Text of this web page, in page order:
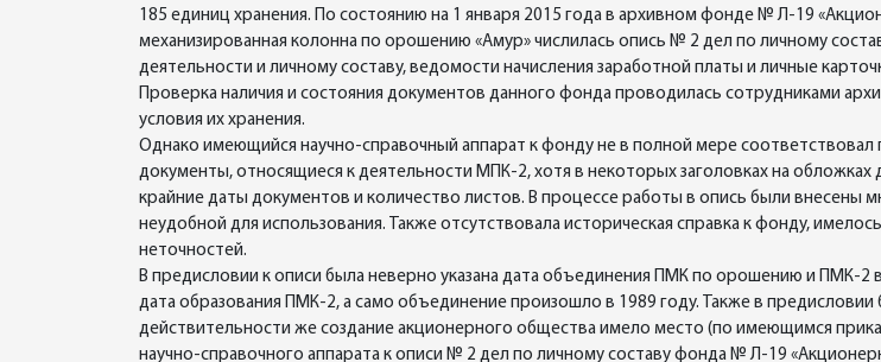
185 единиц хранения. По состоянию на 1 января 2015 года в архивном фонде № Л-19
механизированная колонна по орошению «Амур» числилась опись № 2 дел по личному
деятельности и личному составу, ведомости начисления заработной платы и личные
Проверка наличия и состояния документов данного фонда проводилась сотрудниками
условия их хранения.
Однако имеющийся научно-справочный аппарат к фонду не в полной мере
документы, относящиеся к деятельности МПК-2, хотя в некоторых заголовках на
крайние даты документов и количество листов. В процессе работы в опись были внесены
неудобной для использования. Также отсутствовала историческая справка к фонду,
неточностей.
В предисловии к описи была неверно указана дата объединения ПМК по орошению и ПМК-2
дата образования ПМК-2, а само объединение произошло в 1989 году. Также в
действительности же создание акционерного общества имело место (по имеющимся
научно-справочного аппарата к описи № 2 дел по личному составу фонда № Л-19